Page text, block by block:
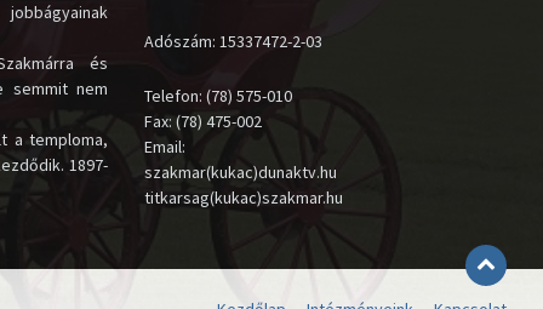
és
semmit nem
a temploma,
1897-
Adószám: 15337472-2-03
Telefon: (78) 575-010
Fax: (78) 475-002
Email:
szakmar(kukac)dunaktv.hu
titkarsag(kukac)szakmar.hu